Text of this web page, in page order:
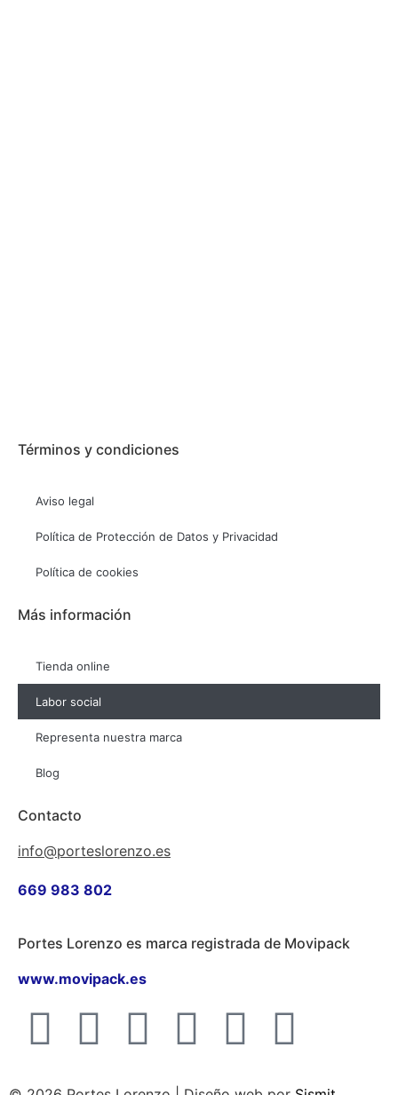
Términos y condiciones
Aviso legal
Política de Protección de Datos y Privacidad
Política de cookies
Más información
Tienda online
Labor social
Representa nuestra marca
Blog
Contacto
info@porteslorenzo.es
669 983 802
Portes Lorenzo es marca registrada de Movipack
www.movipack.es